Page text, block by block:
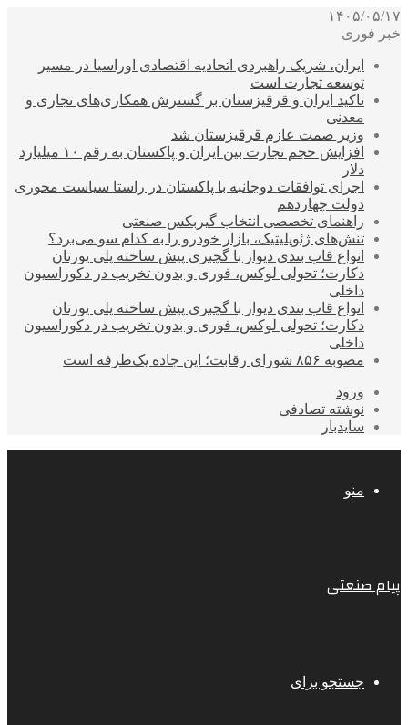
۱۴۰۵/۰۵/۱۷
خبر فوری
ایران، شریک راهبردی اتحادیه اقتصادی اوراسیا در مسیر
توسعه تجارت است
تاکید ایران و قرقیزستان بر گسترش همکاری‌های تجاری و
معدنی
وزیر صمت عازم قرقیزستان شد
افزایش حجم تجارت بین ایران و پاکستان به رقم ۱۰ میلیارد
دلار
اجرای توافقات دوجانبه با پاکستان در راستا سیاست محوری
دولت چهاردهم
راهنمای تخصصی انتخاب گیربکس صنعتی
تنش‌های ژئوپلیتیک، بازار خودرو را به کدام سو می‌برد؟
انواع قاب بندی دیوار با گچبری پیش ساخته پلی یورتان
دکارت؛ تحولی لوکس، فوری و بدون تخریب در دکوراسیون
داخلی
انواع قاب بندی دیوار با گچبری پیش ساخته پلی یورتان
دکارت؛ تحولی لوکس، فوری و بدون تخریب در دکوراسیون
داخلی
مصوبه ۸۵۶ شورای رقابت؛ این جاده یک‌طرفه است
ورود
نوشته تصادفی
سایدبار
منو
پیام صنعتی
جستجو برای